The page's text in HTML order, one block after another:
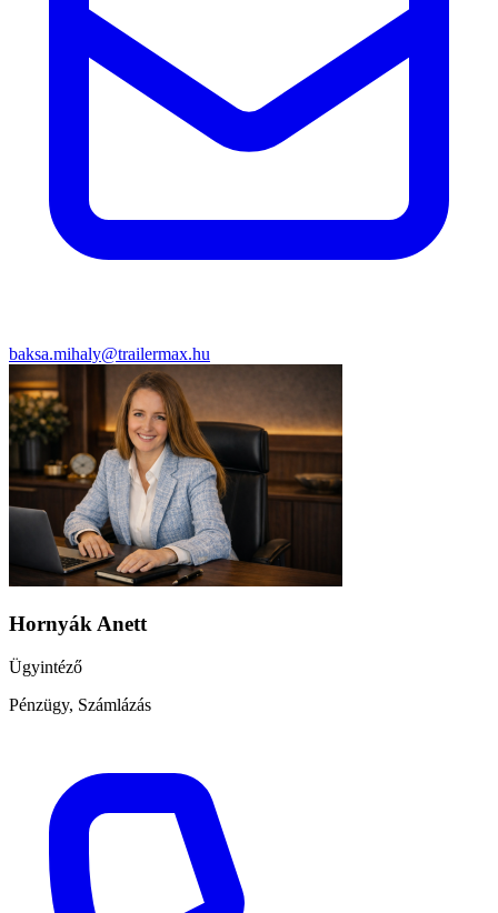
baksa.mihaly@trailermax.hu
Hornyák Anett
Ügyintéző
Pénzügy, Számlázás